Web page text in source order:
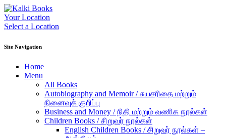
Your Location
Select a Location
Site Navigation
Home
Menu
All Books
Autobiography and Memoir / சுயசரிதை மற்றும்
நினைவுக் குறிப்பு
Business and Money / நிதி மற்றும் வணிக நூல்கள்
Children Books / சிறுவர் நூல்கள்
English Children Books / சிறுவர் நூல்கள் –